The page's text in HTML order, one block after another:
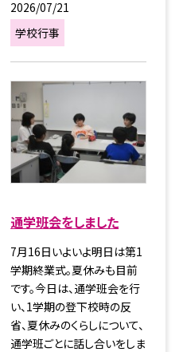
2026/07/21
学校行事
通学班会をしました
7月16日いよいよ明日は第1
学期終業式。夏休みも目前
です。今日は、通学班会を行
い、1学期の登下校時の反
省、夏休みのくらしについて、
通学班ごとに話し合いをしま